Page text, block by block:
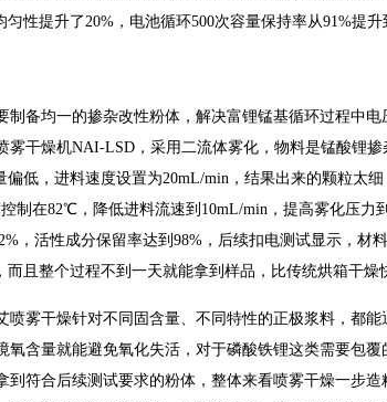
性提升了20%，电池循环500次容量保持率从91%提升
备均一的掺杂改性粉体，解决富锂锰基循环过程中电
干燥机NAI-LSD，采用二流体雾化，物料是锰酸锂
低，进料速度设置为20mL/min，结果出来的颗粒太
制在82℃，降低进料流速到10mL/min，提高雾化压力
，活性成分保留率达到98%，后续扣电测试显示，材
且整个过程不到一天就能拿到样品，比传统烘箱干燥
雾干燥针对不同固含量、不同特性的正极浆料，都
含量就能避免氧化失活，对于磷酸铁锂这类需要包覆
符合后续测试要求的粉体，整体来看喷雾干燥一步